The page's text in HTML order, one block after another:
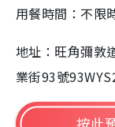
用餐時間：不限
地址：旺角彌敦
業街93號